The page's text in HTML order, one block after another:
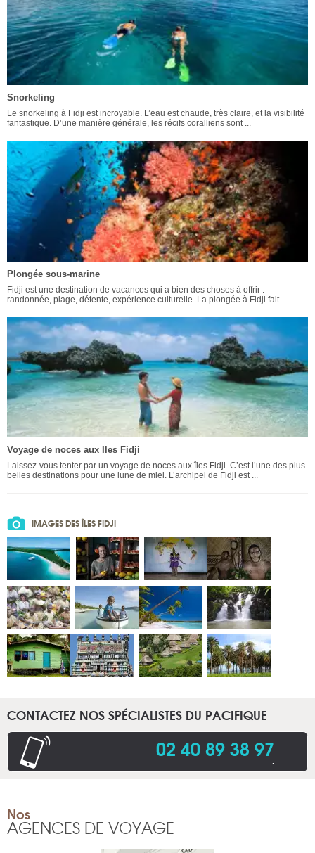
Snorkeling
Le snorkeling à Fidji est incroyable. L’eau est chaude, très claire, et la visibilité
fantastique. D’une manière générale, les récifs coralliens sont ...
Plongée sous-marine
Fidji est une destination de vacances qui a bien des choses à offrir :
randonnée, plage, détente, expérience culturelle. La plongée à Fidji fait ...
Voyage de noces aux Iles Fidji
Laissez-vous tenter par un voyage de noces aux îles Fidji. C’est l’une des plus
belles destinations pour une lune de miel. L’archipel de Fidji est ...
IMAGES DES ÎLES FIDJI
CONTACTEZ NOS SPÉCIALISTES DU PACIFIQUE
02 40 89 38 97.
Nos
AGENCES DE VOYAGE